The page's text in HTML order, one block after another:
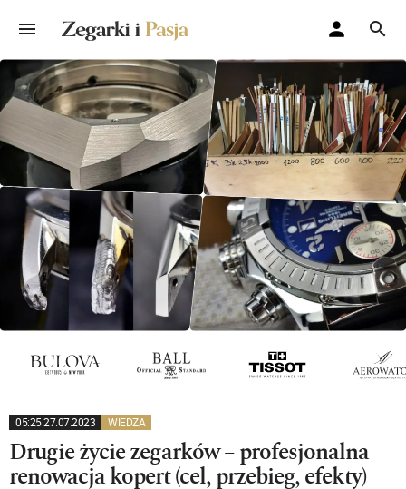
05:25 27.07.2023 WIEDZA
Drugie życie zegarków – profesjonalna
renowacja kopert (cel, przebieg, efekty)